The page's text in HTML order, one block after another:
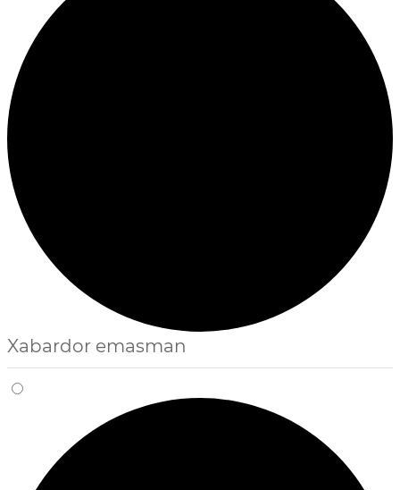
Xabardor emasman